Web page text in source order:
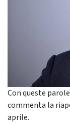
Con queste parole
commenta la
aprile.